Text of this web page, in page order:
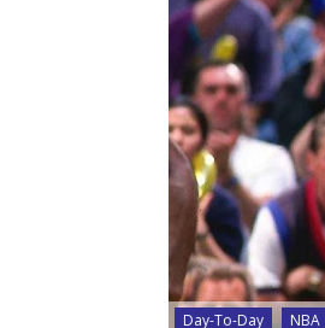
Day-To-Day NBA